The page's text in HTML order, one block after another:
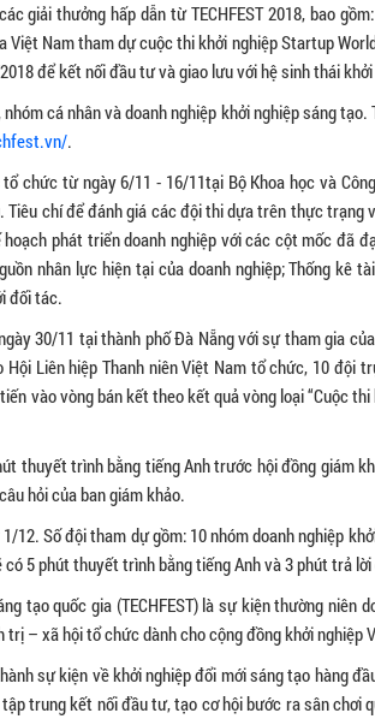
giải thưởng hấp dẫn từ TECHFEST 2018, bao
Nam tham dự cuộc thi khởi nghiệp Startup
để kết nối đầu tư và giao lưu với hệ sinh thái
cá nhân và doanh nghiệp khởi nghiệp sáng
.
chức từ ngày 6/11 - 16/11tại Bộ Khoa học và
Tiêu chí để đánh giá các đội thi dựa trên thực trạng
phát triển doanh nghiệp với các cột mốc đã
nhân lực hiện tại của doanh nghiệp; Thống kê
đối tác.
30/11 tại thành phố Đà Nẵng với sự tham gia
Hội Liên hiệp Thanh niên Việt Nam tổ chức, 10
vào vòng bán kết theo kết quả vòng loại “Cuộc
thuyết trình bằng tiếng Anh trước hội đồng giám
hỏi của ban giám khảo.
12. Số đội tham dự gồm: 10 nhóm doanh nghiệp
5 phút thuyết trình bằng tiếng Anh và 3 phút trả
tạo quốc gia (TECHFEST) là sự kiện thường niên
– xã hội tổ chức dành cho cộng đồng khởi nghiệp
sự kiện về khởi nghiệp đổi mới sáng tạo hàng
trung kết nối đầu tư, tạo cơ hội bước ra sân chơi